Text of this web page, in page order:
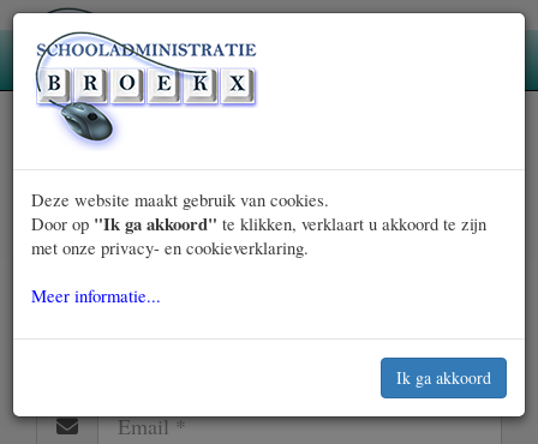
Broekx BV»Contact
Deze website maakt gebruik van cookies.
Door op "Ik ga akkoord" te klikken, verklaart u akkoord te zijn
met onze privacy- en cookieverklaring.
Meer informatie...